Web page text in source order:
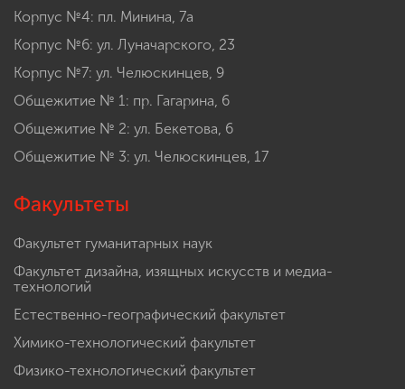
Корпус №4: пл. Минина, 7а
Корпус №6: ул. Луначарского, 23
Корпус №7: ул. Челюскинцев, 9
Общежитие № 1: пр. Гагарина, 6
Общежитие № 2: ул. Бекетова, 6
Общежитие № 3: ул. Челюскинцев, 17
Факультеты
Факультет гуманитарных наук
Факультет дизайна, изящных искусств и медиа-
технологий
Естественно-географический факультет
Химико-технологический факультет
Физико-технологический факультет